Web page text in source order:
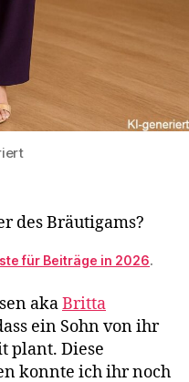
des Bräutigams?
für Beiträge in 2026.
akaBritta
ein Sohn von ihr
plant. Diese
konnte ich ihr noch